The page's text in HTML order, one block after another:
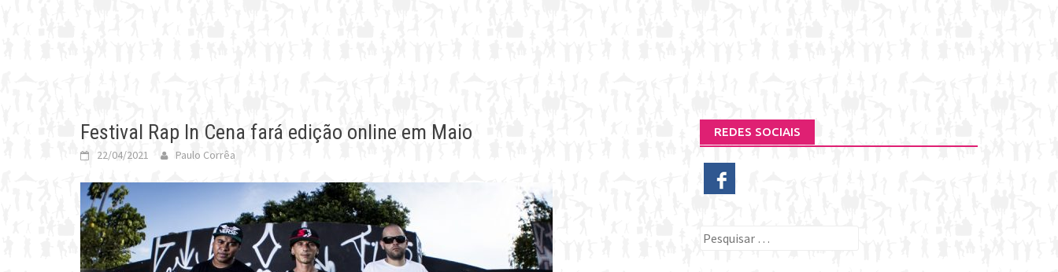
Festival Rap In Cena fará edição online em Maio
22/04/2021 Paulo Corrêa
REDES SOCIAIS
Pesquisar